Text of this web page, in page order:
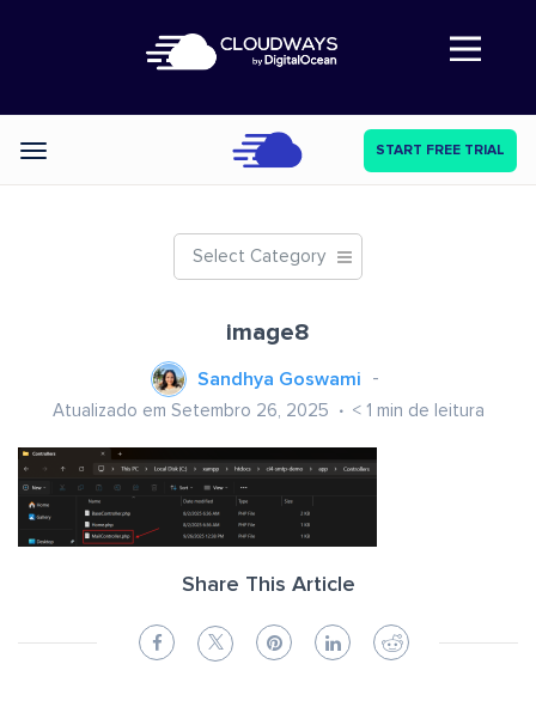
Abre a navegação
Categories START FREE TRIAL
Select Category
image8
Sandhya Goswami
Atualizado em Setembro 26, 2025 < 1 min de leitura
Share This Article